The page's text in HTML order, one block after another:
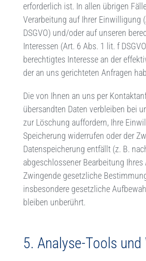
erforderlich ist. In allen übrigen
Verarbeitung auf Ihrer Einwilligung
DSGVO) und/oder auf unseren
Interessen (Art. 6 Abs. 1 lit. f
berechtigtes Interesse an der
der an uns gerichteten Anfragen
Die von Ihnen an uns per
übersandten Daten verbleiben bei
zur Löschung auffordern, Ihre
Speicherung widerrufen oder der
Datenspeicherung entfällt (z. B.
abgeschlossener Bearbeitung Ihres
Zwingende gesetzliche
insbesondere gesetzliche
bleiben unberührt.
5. Analyse-Tools und